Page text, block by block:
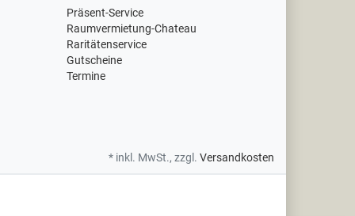
Präsent-Service
Raumvermietung-Chateau
Raritätenservice
Gutscheine
Termine
* inkl. MwSt., zzgl. Versandkosten